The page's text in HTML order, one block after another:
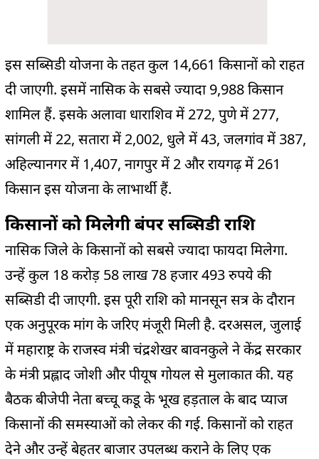
इस सब्सिडी योजना के तहत कुल 14,661 किसानों को राहत
दी जाएगी. इसमें नासिक के सबसे ज्यादा 9,988 किसान
शामिल हैं. इसके अलावा धाराशिव में 272, पुणे में 277,
सांगली में 22, सतारा में 2,002, धुले में 43, जलगांव में 387,
अहिल्यानगर में 1,407, नागपुर में 2 और रायगढ़ में 261
किसान इस योजना के लाभार्थी हैं.
किसानों को मिलेगी बंपर सब्सिडी राशि
नासिक जिले के किसानों को सबसे ज्यादा फायदा मिलेगा.
उन्हें कुल 18 करोड़ 58 लाख 78 हजार 493 रुपये की
सब्सिडी दी जाएगी. इस पूरी राशि को मानसून सत्र के दौरान
एक अनुपूरक मांग के जरिए मंजूरी मिली है. दरअसल, जुलाई
में महाराष्ट्र के राजस्व मंत्री चंद्रशेखर बावनकुले ने केंद्र सरकार
के मंत्री प्रह्लाद जोशी और पीयूष गोयल से मुलाकात की. यह
बैठक बीजेपी नेता बच्चू कडू के भूख हड़ताल के बाद प्याज
किसानों की समस्याओं को लेकर की गई. किसानों को राहत
देने और उन्हें बेहतर बाजार उपलब्ध कराने के लिए एक